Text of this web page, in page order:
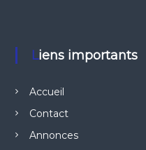
Liens importants
Accueil
Contact
Annonces